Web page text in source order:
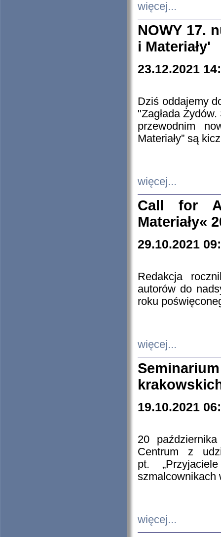
więcej...
NOWY 17.
i Materiały'
23.12.2021
Dziś oddajemy
"Zagłada
przewodnim
Materiały” są
więcej...
Call for
Materiały«
29.10.2021
Redakcja
autorów do
roku
więcej...
19.10.2021
20
Centrum z
pt.
szmalcownikach
więcej...